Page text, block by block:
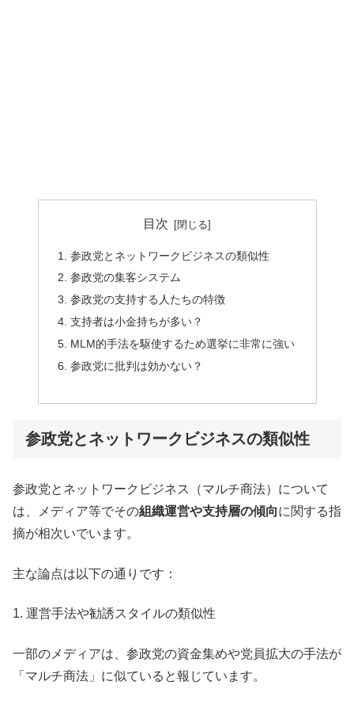
目次
参政党とネットワークビジネスの類似性
参政党の集客システム
参政党の支持する人たちの特徴
支持者は小金持ちが多い？
MLM的手法を駆使するため選挙に非常に強い
参政党に批判は効かない？
参政党とネットワークビジネスの類似性
参政党とネットワークビジネス（マルチ商法）について
は、メディア等でその組織運営や支持層の傾向に関する指
摘が相次いでいます。
主な論点は以下の通りです：
1. 運営手法や勧誘スタイルの類似性
一部のメディアは、参政党の資金集めや党員拡大の手法が
「マルチ商法」に似ていると報じています。